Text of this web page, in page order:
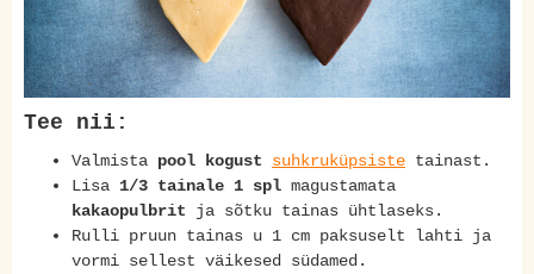
Tee nii:
Valmista pool kogust suhkruküpsiste tainast.
Lisa 1/3 tainale 1 spl magustamata
kakaopulbrit ja sõtku tainas ühtlaseks.
Rulli pruun tainas u 1 cm paksuselt lahti ja
vormi sellest väikesed südamed.